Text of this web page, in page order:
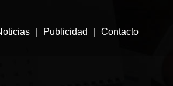
Publicidad Contacto